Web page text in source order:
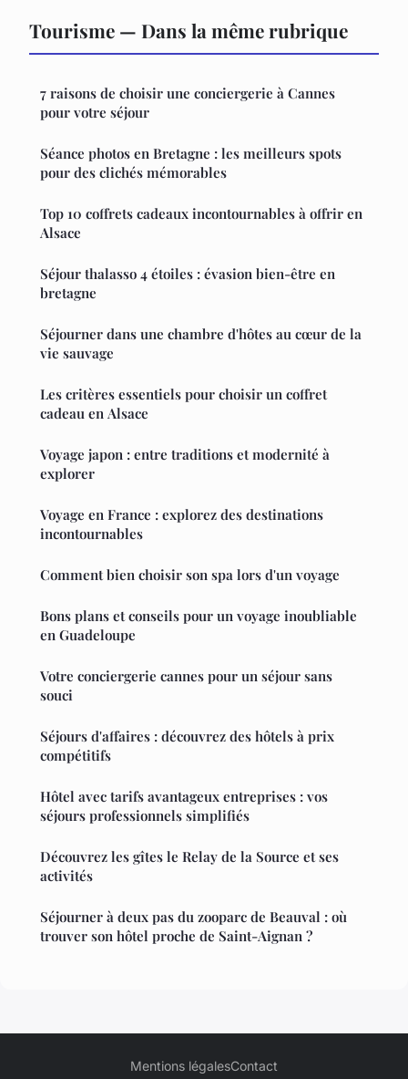
Tourisme — Dans la même rubrique
7 raisons de choisir une conciergerie à Cannes
pour votre séjour
Séance photos en Bretagne : les meilleurs spots
pour des clichés mémorables
Top 10 coffrets cadeaux incontournables à offrir en
Alsace
Séjour thalasso 4 étoiles : évasion bien-être en
bretagne
Séjourner dans une chambre d'hôtes au cœur de la
vie sauvage
Les critères essentiels pour choisir un coffret
cadeau en Alsace
Voyage japon : entre traditions et modernité à
explorer
Voyage en France : explorez des destinations
incontournables
Comment bien choisir son spa lors d'un voyage
Bons plans et conseils pour un voyage inoubliable
en Guadeloupe
Votre conciergerie cannes pour un séjour sans
souci
Séjours d'affaires : découvrez des hôtels à prix
compétitifs
Hôtel avec tarifs avantageux entreprises : vos
séjours professionnels simplifiés
Découvrez les gîtes le Relay de la Source et ses
activités
Séjourner à deux pas du zooparc de Beauval : où
trouver son hôtel proche de Saint-Aignan ?
Mentions légalesContact